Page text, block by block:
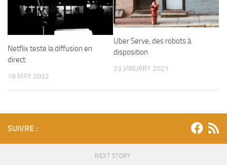
Netflix teste la diffusion en
direct
18 MAY 2022
Uber Serve, des robots à
disposition
23 JANUARY 2021
SUIVRE :
NEXT STORY